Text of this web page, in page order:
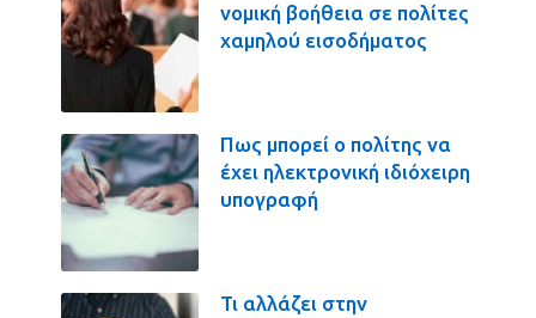
νομική βοήθεια σε πολίτες
χαμηλού εισοδήματος
Πως μπορεί ο πολίτης να
έχει ηλεκτρονική ιδιόχειρη
υπογραφή
Τι αλλάζει στην